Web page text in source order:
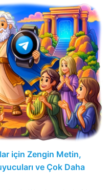
için Zengin Metin,
ve Çok Daha